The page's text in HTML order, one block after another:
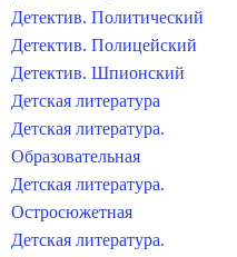
Детектив. Политический
Детектив. Полицейский
Детектив. Шпионский
Детская литература
Детская литература.
Образовательная
Детская литература.
Остросюжетная
Детская литература.